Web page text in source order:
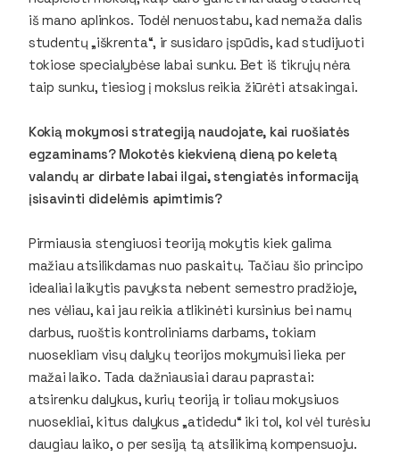
iš mano aplinkos. Todėl nenuostabu, kad nemaža dalis
studentų „iškrenta“, ir susidaro įspūdis, kad studijuoti
tokiose specialybėse labai sunku. Bet iš tikrųjų nėra
taip sunku, tiesiog į mokslus reikia žiūrėti atsakingai.
Kokią mokymosi strategiją naudojate, kai ruošiatės
egzaminams? Mokotės kiekvieną dieną po keletą
valandų ar dirbate labai ilgai, stengiatės informaciją
įsisavinti didelėmis apimtimis?
Pirmiausia stengiuosi teoriją mokytis kiek galima
mažiau atsilikdamas nuo paskaitų. Tačiau šio principo
idealiai laikytis pavyksta nebent semestro pradžioje,
nes vėliau, kai jau reikia atlikinėti kursinius bei namų
darbus, ruoštis kontroliniams darbams, tokiam
nuosekliam visų dalykų teorijos mokymuisi lieka per
mažai laiko. Tada dažniausiai darau paprastai:
atsirenku dalykus, kurių teoriją ir toliau mokysiuos
nuosekliai, kitus dalykus „atidedu“ iki tol, kol vėl turėsiu
daugiau laiko, o per sesiją tą atsilikimą kompensuoju.